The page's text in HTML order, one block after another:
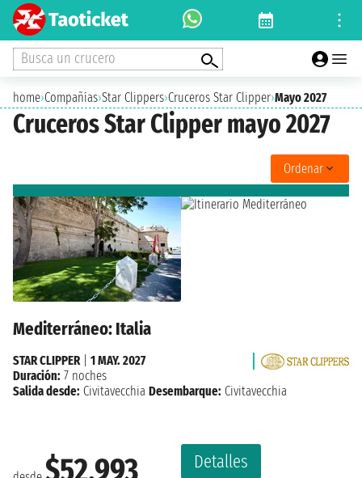
Busca un crucero
home›Compañías›Star Clippers›Cruceros Star Clipper›Mayo 2027
Cruceros Star Clipper mayo 2027
Ordenar
Mediterráneo: Italia
Detalles
STAR CLIPPER
1 MAY. 2027
Duración: 7 noches
Salida desde: Civitavecchia Desembarque: Civitavecchia